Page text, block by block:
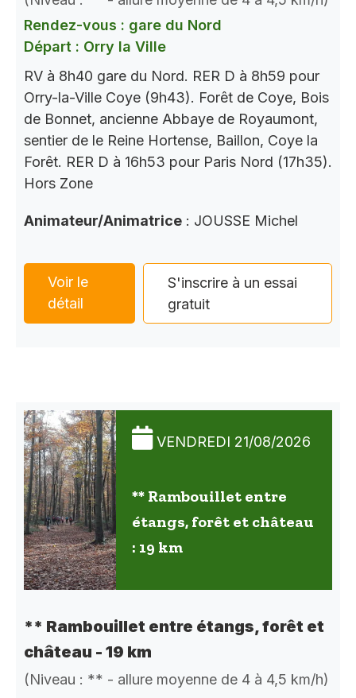
Rendez-vous : gare du Nord
Départ : Orry la Ville
RV à 8h40 gare du Nord. RER D à 8h59 pour
Orry-la-Ville Coye (9h43). Forêt de Coye, Bois
de Bonnet, ancienne Abbaye de Royaumont,
sentier de le Reine Hortense, Baillon, Coye la
Forêt. RER D à 16h53 pour Paris Nord (17h35).
Hors Zone
Animateur/Animatrice : JOUSSE Michel
Voir le
détail
S'inscrire à un essai
gratuit
VENDREDI 21/08/2026
** Rambouillet entre
étangs, forêt et château
: 19 km
** Rambouillet entre étangs, forêt et
château - 19 km
(Niveau : ** - allure moyenne de 4 à 4,5 km/h)